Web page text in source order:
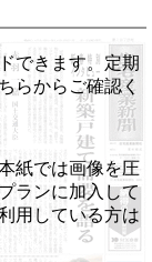
できます。定期
らからご確認く
紙では画像を圧
ランに加入して
用している方は